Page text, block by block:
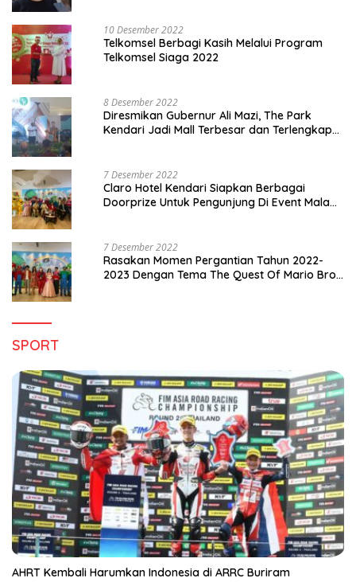
10 Desember 2022
Telkomsel Berbagi Kasih Melalui Program
Telkomsel Siaga 2022
8 Desember 2022
Diresmikan Gubernur Ali Mazi, The Park
Kendari Jadi Mall Terbesar dan Terlengkap
7 Desember 2022
Claro Hotel Kendari Siapkan Berbagai
Doorprize Untuk Pengunjung Di Event Malam
7 Desember 2022
Rasakan Momen Pergantian Tahun 2022-
2023 Dengan Tema The Quest Of Mario Bros
SPORT
AHRT Kembali Harumkan Indonesia di ARRC Buriram